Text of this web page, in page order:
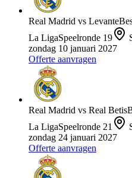
Real Madrid vs Levante
La LigaSpeelronde 19
zondag 10 januari 2027
Offerte aanvragen
Real Madrid vs Real Betis
La LigaSpeelronde 21
zondag 24 januari 2027
Offerte aanvragen